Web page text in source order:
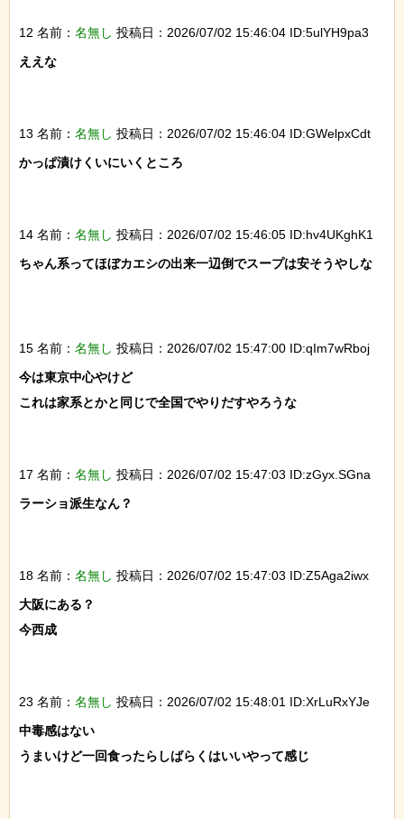
12 名前： 名無し 投稿日：2026/07/02 15:46:04 ID:5ulYH9pa3
ええな
13 名前： 名無し 投稿日：2026/07/02 15:46:04 ID:GWelpxCdt
かっぱ漬けくいにいくところ
14 名前： 名無し 投稿日：2026/07/02 15:46:05 ID:hv4UKghK1
ちゃん系ってほぼカエシの出来一辺倒でスープは安そうやしな
15 名前： 名無し 投稿日：2026/07/02 15:47:00 ID:qIm7wRboj
今は東京中心やけど
これは家系とかと同じで全国でやりだすやろうな
17 名前： 名無し 投稿日：2026/07/02 15:47:03 ID:zGyx.SGna
ラーショ派生なん？
18 名前： 名無し 投稿日：2026/07/02 15:47:03 ID:Z5Aga2iwx
大阪にある？
今西成
23 名前： 名無し 投稿日：2026/07/02 15:48:01 ID:XrLuRxYJe
中毒感はない
うまいけど一回食ったらしばらくはいいやって感じ